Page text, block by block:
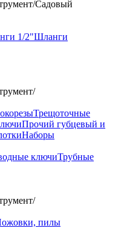
/Садовый
1/2"Шланги
/
Трещоточные
Прочий губцевый и
Наборы
ключиТрубные
/
пилы